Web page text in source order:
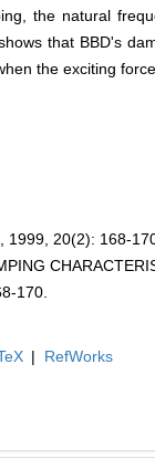
the natural
that BBD's
the exciting
1999, 20(2): 168-
170.
|
RefWorks